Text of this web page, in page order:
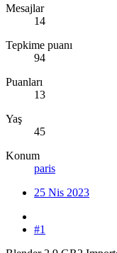
Mesajlar
14
Tepkime puanı
94
Puanları
13
Yaş
45
Konum
paris
25 Nis 2023
#1